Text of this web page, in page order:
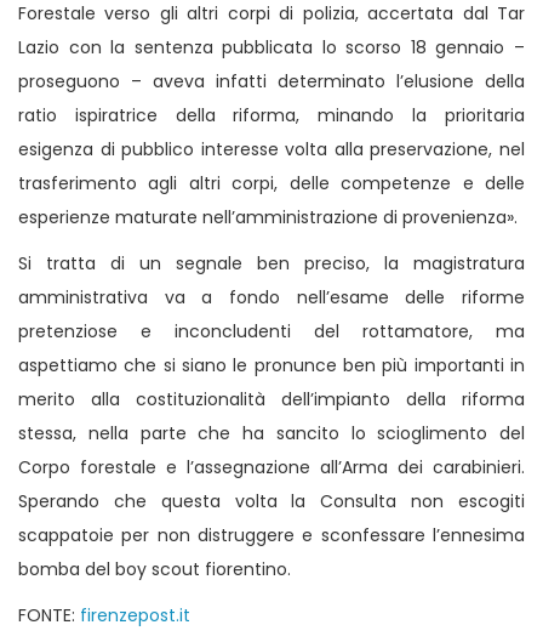
Forestale verso gli altri corpi di polizia, accertata dal Tar
Lazio con la sentenza pubblicata lo scorso 18 gennaio –
proseguono – aveva infatti determinato l’elusione della
ratio ispiratrice della riforma, minando la prioritaria
esigenza di pubblico interesse volta alla preservazione, nel
trasferimento agli altri corpi, delle competenze e delle
esperienze maturate nell’amministrazione di provenienza».
Si tratta di un segnale ben preciso, la magistratura
amministrativa va a fondo nell’esame delle riforme
pretenziose e inconcludenti del rottamatore, ma
aspettiamo che si siano le pronunce ben più importanti in
merito alla costituzionalità dell’impianto della riforma
stessa, nella parte che ha sancito lo scioglimento del
Corpo forestale e l’assegnazione all’Arma dei carabinieri.
Sperando che questa volta la Consulta non escogiti
scappatoie per non distruggere e sconfessare l’ennesima
bomba del boy scout fiorentino.
FONTE: firenzepost.it